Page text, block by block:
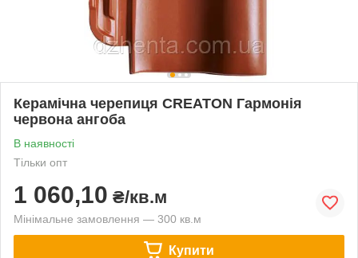
Керамічна черепиця CREATON Гармонія
червона ангоба
В наявності
Тільки опт
1 060,10 ₴/кв.м
Мінімальне замовлення — 300 кв.м
Купити